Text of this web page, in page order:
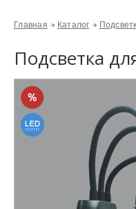
Главная Каталог
Подсветка